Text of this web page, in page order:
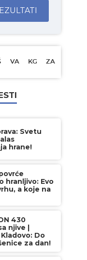
VA KG ZA
Svetu
hrane!
hranljivo: Evo
a koje na
430
njive |
Do
za dan!